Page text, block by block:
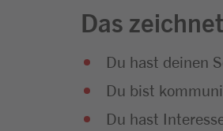
Das
Du hast deinen
Du bist
Du hast